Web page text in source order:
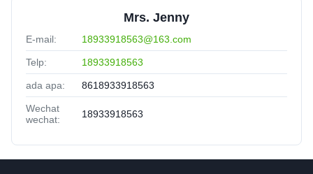
Mrs. Jenny
E-mail: 18933918563@163.com
Telp: 18933918563
ada apa: 8618933918563
Wechat
wechat:
18933918563